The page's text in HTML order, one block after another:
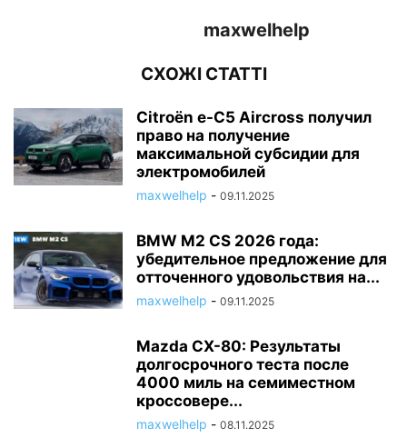
maxwelhelp
СХОЖІ СТАТТІ
Citroën e-C5 Aircross получил
право на получение
максимальной субсидии для
электромобилей
maxwelhelp - 09.11.2025
BMW M2 CS 2026 года:
убедительное предложение для
отточенного удовольствия на...
maxwelhelp - 09.11.2025
Mazda CX-80: Результаты
долгосрочного теста после
4000 миль на семиместном
кроссовере...
maxwelhelp - 08.11.2025